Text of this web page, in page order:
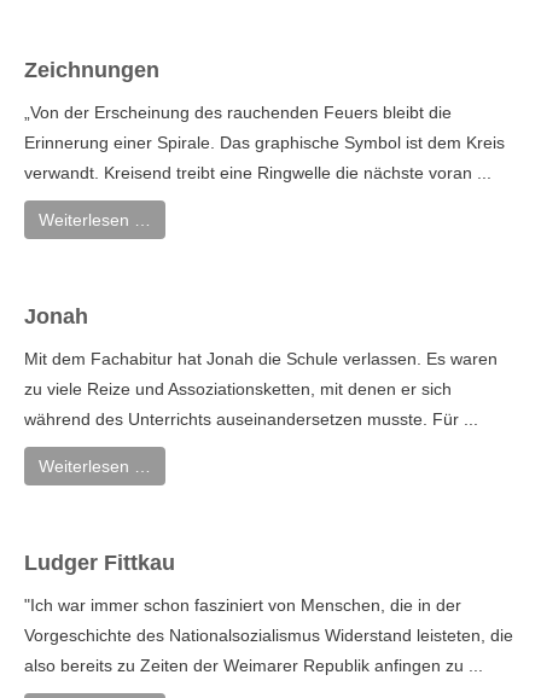
Zeichnungen
„Von der Erscheinung des rauchenden Feuers bleibt die
Erinnerung einer Spirale. Das graphische Symbol ist dem Kreis
verwandt. Kreisend treibt eine Ringwelle die nächste voran ...
Weiterlesen …
Jonah
Mit dem Fachabitur hat Jonah die Schule verlassen. Es waren
zu viele Reize und Assoziationsketten, mit denen er sich
während des Unterrichts auseinandersetzen musste. Für ...
Weiterlesen …
Ludger Fittkau
"Ich war immer schon fasziniert von Menschen, die in der
Vorgeschichte des Nationalsozialismus Widerstand leisteten, die
also bereits zu Zeiten der Weimarer Republik anfingen zu ...